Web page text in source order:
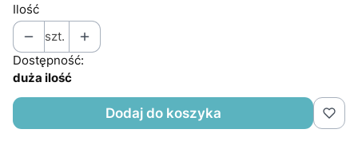
Ilość
szt.
Dostępność:
duża ilość
Dodaj do koszyka